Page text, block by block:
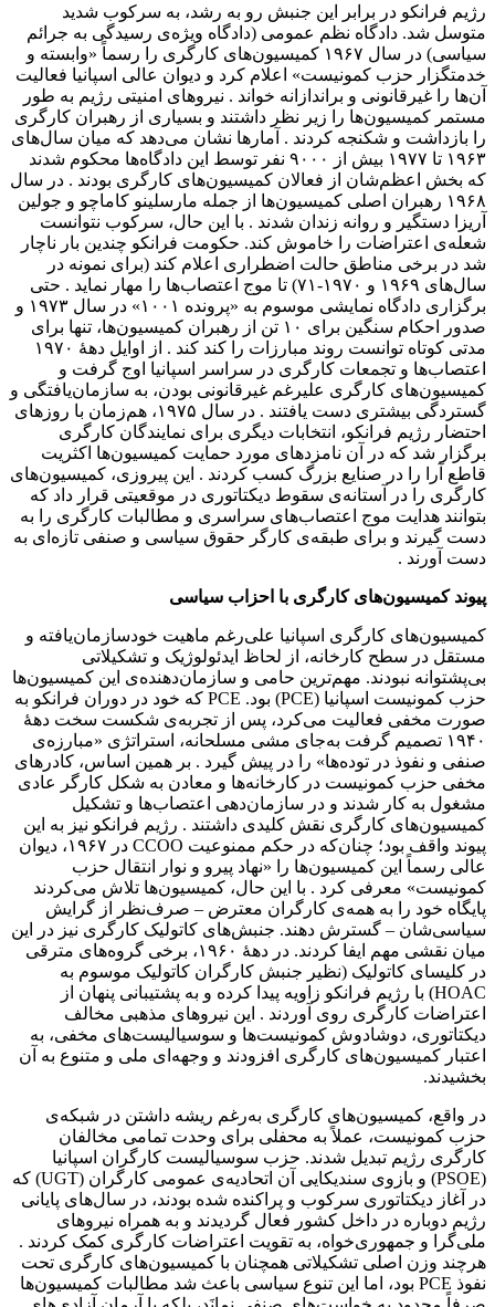
رژیم فرانکو در برابر این جنبش رو به رشد، به سرکوب شدید
متوسل شد. دادگاه نظم عمومی (دادگاه ویژه‌ی رسیدگی به جرائم
سیاسی) در سال ۱۹۶۷ کمیسیون‌های کارگری را رسماً «وابسته و
خدمتگزار حزب کمونیست» اعلام کرد و دیوان عالی اسپانیا فعالیت
آن‌ها را غیرقانونی و براندازانه خواند . نیروهای امنیتی رژیم به طور
مستمر کمیسیون‌ها را زیر نظر داشتند و بسیاری از رهبران کارگری
را بازداشت و شکنجه کردند . آمارها نشان می‌دهد که میان سال‌های
۱۹۶۳ تا ۱۹۷۷ بیش از ۹۰۰۰ نفر توسط این دادگاه‌ها محکوم شدند
که بخش اعظم‌شان از فعالان کمیسیون‌های کارگری بودند . در سال
۱۹۶۸ رهبران اصلی کمیسیون‌ها از جمله مارسلینو کاماچو و جولین
آریزا دستگیر و روانه زندان شدند . با این حال، سرکوب نتوانست
شعله‌ی اعتراضات را خاموش کند. حکومت فرانکو چندین بار ناچار
شد در برخی مناطق حالت اضطراری اعلام کند (برای نمونه در
سال‌های ۱۹۶۹ و ۱۹۷۰-۷۱) تا موج اعتصاب‌ها را مهار نماید . حتی
برگزاری دادگاه نمایشی موسوم به «پرونده ۱۰۰۱» در سال ۱۹۷۳ و
صدور احکام سنگین برای ۱۰ تن از رهبران کمیسیون‌ها، تنها برای
مدتی کوتاه توانست روند مبارزات را کند کند . از اوایل دههٔ ۱۹۷۰
اعتصاب‌ها و تجمعات کارگری در سراسر اسپانیا اوج گرفت و
کمیسیون‌های کارگری علیرغم غیرقانونی بودن، به سازمان‌یافتگی و
گستردگی بیشتری دست یافتند . در سال ۱۹۷۵، هم‌زمان با روزهای
احتضار رژیم فرانکو، انتخابات دیگری برای نمایندگان کارگری
برگزار شد که در آن نامزدهای مورد حمایت کمیسیون‌ها اکثریت
قاطع آرا را در صنایع بزرگ کسب کردند . این پیروزی، کمیسیون‌های
کارگری را در آستانه‌ی سقوط دیکتاتوری در موقعیتی قرار داد که
بتوانند هدایت موج اعتصاب‌های سراسری و مطالبات کارگری را به
دست گیرند و برای طبقه‌ی کارگر حقوق سیاسی و صنفی تازه‌ای به
دست آورند .
پیوند کمیسیون‌های کارگری با احزاب سیاسی
کمیسیون‌های کارگری اسپانیا علی‌رغم ماهیت خودسازمان‌یافته و
مستقل در سطح کارخانه، از لحاظ ایدئولوژیک و تشکیلاتی
بی‌پشتوانه نبودند. مهم‌ترین حامی و سازمان‌دهنده‌ی این کمیسیون‌ها
حزب کمونیست اسپانیا (PCE) بود. PCE که خود در دوران فرانکو به
صورت مخفی فعالیت می‌کرد، پس از تجربه‌ی شکست سخت دههٔ
۱۹۴۰ تصمیم گرفت به‌جای مشی مسلحانه، استراتژی «مبارزه‌ی
صنفی و نفوذ در توده‌ها» را در پیش گیرد . بر همین اساس، کادرهای
مخفی حزب کمونیست در کارخانه‌ها و معادن به شکل کارگر عادی
مشغول به کار شدند و در سازمان‌دهی اعتصاب‌ها و تشکیل
کمیسیون‌های کارگری نقش کلیدی داشتند . رژیم فرانکو نیز به این
پیوند واقف بود؛ چنان‌که در حکم ممنوعیت CCOO در ۱۹۶۷، دیوان
عالی رسماً این کمیسیون‌ها را «نهاد پیرو و نوار انتقال حزب
کمونیست» معرفی کرد . با این حال، کمیسیون‌ها تلاش می‌کردند
پایگاه خود را به همه‌ی کارگران معترض – صرف‌نظر از گرایش
سیاسی‌شان – گسترش دهند. جنبش‌های کاتولیک کارگری نیز در این
میان نقشی مهم ایفا کردند. در دههٔ ۱۹۶۰، برخی گروه‌های مترقی
در کلیسای کاتولیک (نظیر جنبش کارگران کاتولیک موسوم به
HOAC) با رژیم فرانکو زاویه پیدا کرده و به پشتیبانی پنهان از
اعتراضات کارگری روی آوردند . این نیروهای مذهبی مخالف
دیکتاتوری، دوشادوش کمونیست‌ها و سوسیالیست‌های مخفی، به
اعتبار کمیسیون‌های کارگری افزودند و وجهه‌ای ملی و متنوع به آن
بخشیدند.
در واقع، کمیسیون‌های کارگری به‌رغم ریشه داشتن در شبکه‌ی
حزب کمونیست، عملاً به محفلی برای وحدت تمامی مخالفان
کارگری رژیم تبدیل شدند. حزب سوسیالیست کارگران اسپانیا
(PSOE) و بازوی سندیکایی آن اتحادیه‌ی عمومی کارگران (UGT) که
در آغاز دیکتاتوری سرکوب و پراکنده شده بودند، در سال‌های پایانی
رژیم دوباره در داخل کشور فعال گردیدند و به همراه نیروهای
ملی‌گرا و جمهوری‌خواه، به تقویت اعتراضات کارگری کمک کردند .
هرچند وزن اصلی تشکیلاتی همچنان با کمیسیون‌های کارگری تحت
نفوذ PCE بود، اما این تنوع سیاسی باعث شد مطالبات کمیسیون‌ها